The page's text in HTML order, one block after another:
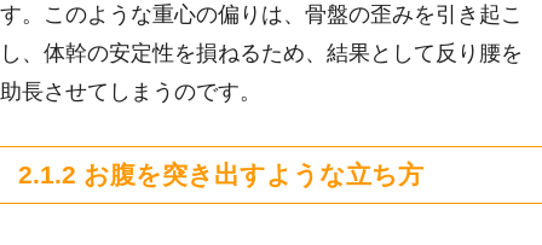
す。このような重心の偏りは、骨盤の歪みを引き起こ
し、体幹の安定性を損ねるため、結果として反り腰を
助長させてしまうのです。
2.1.2 お腹を突き出すような立ち方